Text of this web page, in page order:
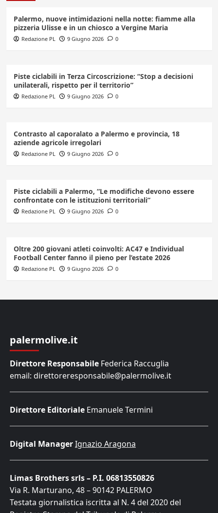
Palermo, nuove intimidazioni nella notte: fiamme alla
pizzeria Ulisse e in un chiosco a Vergine Maria
Redazione PL 9 Giugno 2026 0
Piste ciclabili in Terza Circoscrizione: “Stop a decisioni
unilaterali, rispetto per il territorio”
Redazione PL 9 Giugno 2026 0
Contrasto al caporalato a Palermo e provincia, 18
aziende agricole irregolari
Redazione PL 9 Giugno 2026 0
Piste ciclabili a Palermo, “Le modifiche devono essere
confrontate con le istituzioni territoriali”
Redazione PL 9 Giugno 2026 0
Oltre 200 giovani atleti coinvolti: AC47 e Individual
Football Center fanno il pieno per l’estate 2026
Redazione PL 9 Giugno 2026 0
palermolive.it
Direttore Responsabile Federica Raccuglia
email: direttoreresponsabile@palermolive.it
Direttore Editoriale Emanuele Termini
Digital ManagerIgnazio Aragona
Limas Brothers srls – P.I. 06813550826
Via R. Marturano, 48 – 90142 PALERMO
Testata giornalistica iscritta al N. 4 del 2020 del